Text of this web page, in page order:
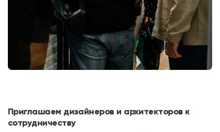
Приглашаем дизайнеров и архитекторов к
сотрудничеству